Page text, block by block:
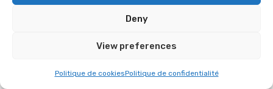
Deny
View preferences
Politique de cookiesPolitique de confidentialité
Register for Higher Education)
qui permet à l’EPAC de délivrer
et « Master of Fine Arts».
Programme sous réserve de